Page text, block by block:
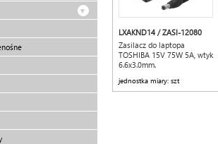
LXAKND14 / ZASI-12080
Zasilacz do laptopa
TOSHIBA 15V 75W 5A, wtyk
6.6x3.0mm.
jednostka miary: szt